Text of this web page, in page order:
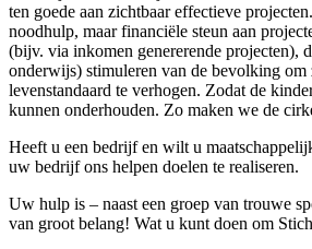
ten goede aan zichtbaar effectieve
noodhulp, maar financiële steun aan
(bijv. via inkomen genererende projecten),
onderwijs) stimuleren van de bevolking om
levenstandaard te verhogen. Zodat de
kunnen onderhouden. Zo maken we de
Heeft u een bedrijf en wilt u
uw bedrijf ons helpen doelen te realiseren.
Uw hulp is – naast een groep van trouwe
van groot belang! Wat u kunt doen om